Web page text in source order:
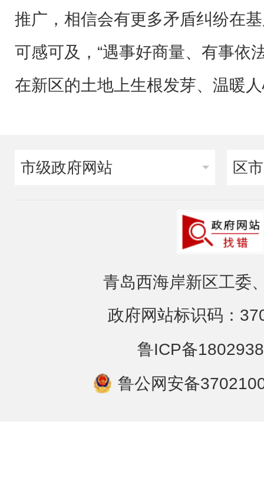
推广，相信会有更多矛盾纠纷在
可感可及，“遇事好商量、有事依
在新区的土地上生根发芽、温暖
市级政府网站 区
青岛西海岸新区工委
政府网站标识码：
鲁ICP备
鲁公网安备